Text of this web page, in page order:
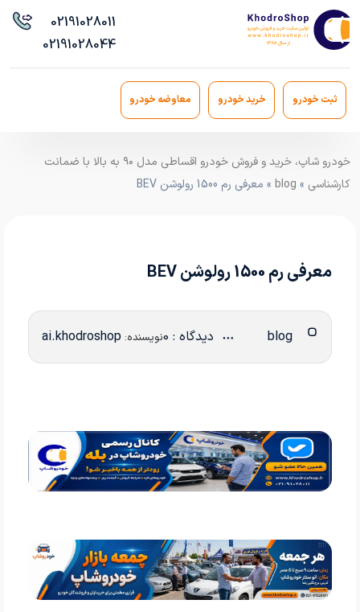
02191028011
02191028044
ثبت خودرو خرید خودرو معاوضه خودرو
خودرو شاپ، خرید و فروش خودرو اقساطی مدل ۹۰ به بالا با ضمانت
کارشناسی »
blog » معرفی رم 1500 رولوشن BEV
معرفی رم 1500 رولوشن BEV
دیدگاه : 0 نویسنده:ai.khodroshop